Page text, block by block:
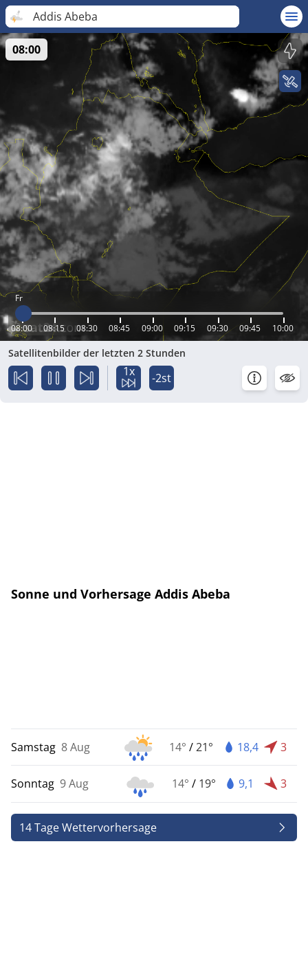
Addis Abeba
Fr
08:00 08:15 08:30 08:45 09:00 09:15 09:30 09:45 10:00
08:00
Satellitenbilder der letzten 2 Stunden
1x -2st
Sonne und Vorhersage Addis Abeba
Samstag 8 Aug 14° /21° 18,4 3
Sonntag 9 Aug 14° / 19° 9,1 3
14 Tage Wettervorhersage